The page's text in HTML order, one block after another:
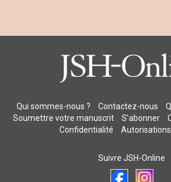
Qui sommes-nous ? Contactez-nous
Soumettre votre manuscrit
S’abonner
Confidentialité
Autorisations
Suivre JSH-Online